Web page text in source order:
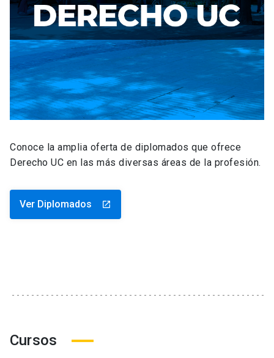
Conoce la amplia oferta de diplomados que ofrece
Derecho UC en las más diversas áreas de la profesión.
Ver Diplomados launch
Cursos